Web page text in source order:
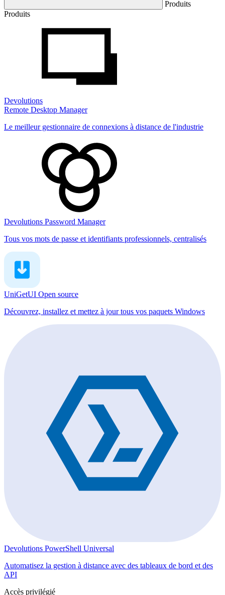
Produits
Produits
Devolutions
Remote Desktop Manager
Le meilleur gestionnaire de connexions à distance de l'industrie
Devolutions Password Manager
Tous vos mots de passe et identifiants professionnels, centralisés
UniGetUI Open source
Découvrez, installez et mettez à jour tous vos paquets Windows
Devolutions PowerShell Universal
Automatisez la gestion à distance avec des tableaux de bord et des
API
Accès privilégié